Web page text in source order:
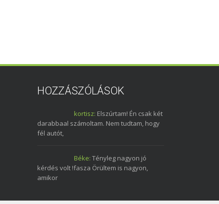
HOZZÁSZÓLÁSOK
kortisz: Elszúrtam! Én csak két
darabbaal számoltam. Nem tudtam, hogy
fél autót,
Béke: Tényleg nagyon jó
kérdés volt !fasza Örültem is nagyon,
amikor